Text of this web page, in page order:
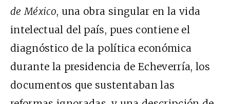
de México, una obra singular en la vida
intelectual del país, pues contiene el
diagnóstico de la política económica
durante la presidencia de Echeverría, los
documentos que sustentaban las